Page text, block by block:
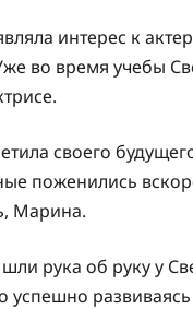
интерес к
во время учебы
своего
поженились
Марина.
шли рука об руку у